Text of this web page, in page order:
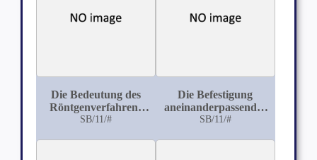
Die Bedeutung des
Röntgenverfahrens
für die Diagnostik und
SB/11/#
Die Befestigung
aneinanderpassender
Knochenflächen
SB/11/#